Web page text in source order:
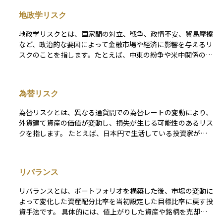
カ所に集中させるよりも値動きの影響が分散されるため、長期
ゆるリスクが消えるわけではなく、世界全体の経済状況が悪化
すれば同時に下落するケースもあるため、投資を行う際は目標
や投資期間、リスク許容度を考慮したうえで、計画的に実行す
地政学リスク
地政学リスクとは、国家間の対立、戦争、政情不安、貿易摩擦
など、政治的な要因によって金融市場や経済に影響を与えるリ
スクのことを指します。たとえば、中東の紛争や米中関係の悪
価格や為替相場にも影響を及ぼすことがあり、資産運用を行う
す。
為替リスク
為替リスクとは、異なる通貨間での為替レートの変動により、
外貨建て資産の価値が変動し、損失が生じる可能性のあるリス
クを指します。 たとえば、日本円で生活している投資家が米
価値が目減りしてしまうことがあります。反対に、円安が進め
スクは、外国株式、外貨建て債券、海外不動産、グローバルフ
ァンドなど、外貨に関わるすべての資産に存在する基本的なリ
スクです。 対策としては、為替ヘッジ付きの商品を選ぶ、複
リバランス
リバランスとは、ポートフォリオを構築した後、市場の変動に
よって変化した資産配分比率を当初設定した目標比率に戻す投
資手法です。 具体的には、値上がりした資産や銘柄を売却